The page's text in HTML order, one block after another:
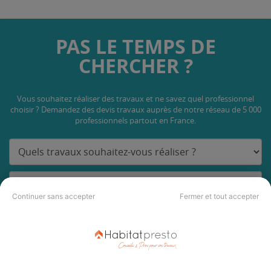
Continuer sans accepter Fermer et tout accepter
PAS LE TEMPS DE
CHERCHER ?
Vous souhaitez réaliser des travaux et ne savez quel professionnel
choisir ? Demandez des devis travaux auprès de notre réseau de 5 000
professionnels partout en France.